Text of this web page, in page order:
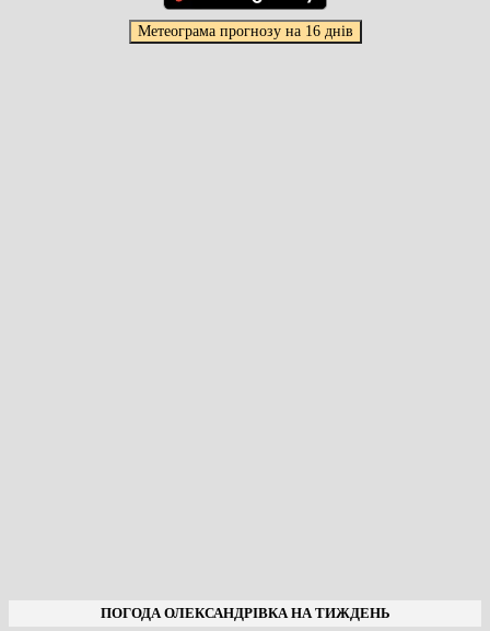
ПОГОДА ОЛЕКСАНДРІВКА НА ТИЖДЕНЬ